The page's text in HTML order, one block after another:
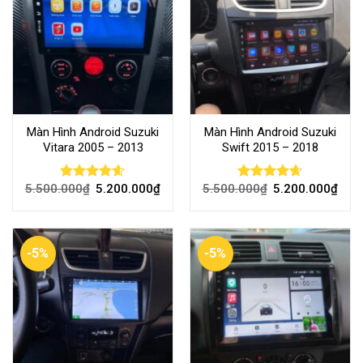
Màn Hình Android Suzuki
Vitara 2005 – 2013
Rated4.60
5.500.000₫ 5.200.000₫
Màn Hình Android Suzuki
Swift 2015 – 2018
Rated4.65
5.500.000₫ 5.200.000₫
-5% -5%